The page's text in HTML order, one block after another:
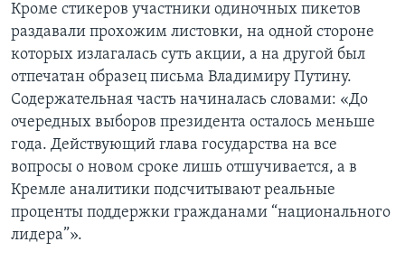
Кроме стикеров участники одиночных пикетов
раздавали прохожим листовки, на одной стороне
которых излагалась суть акции, а на другой был
отпечатан образец письма Владимиру Путину.
Содержательная часть начиналась словами: «До
очередных выборов президента осталось меньше
года. Действующий глава государства на все
вопросы о новом сроке лишь отшучивается, а в
Кремле аналитики подсчитывают реальные
проценты поддержки гражданами “национального
лидера”».